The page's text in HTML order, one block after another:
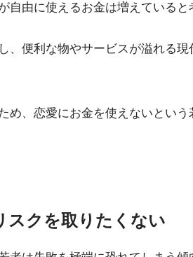
自由に使えるお金は増えていると
、便利な物やサービスが溢れる
め、恋愛にお金を使えないという
クを取りたくない